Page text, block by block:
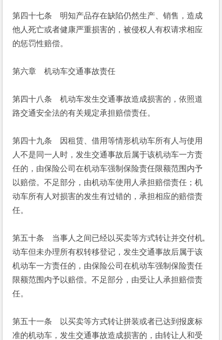
第四十七条　明知产品存在缺陷仍然生产、销售，造成
他人死亡或者健康严重损害的，被侵权人有权请求相应
的惩罚性赔偿。
第六章　机动车交通事故责任
第四十八条　机动车发生交通事故造成损害的，依照道
路交通安全法的有关规定承担赔偿责任。
第四十九条　因租赁、借用等情形机动车所有人与使用
人不是同一人时，发生交通事故后属于该机动车一方责
任的，由保险公司在机动车强制保险责任限额范围内予
以赔偿。不足部分，由机动车使用人承担赔偿责任；机
动车所有人对损害的发生有过错的，承担相应的赔偿责
任。
第五十条　当事人之间已经以买卖等方式转让并交付机,
动车但未办理所有权转移登记，发生交通事故后属于该
机动车一方责任的，由保险公司在机动车强制保险责任
限额范围内予以赔偿。不足部分，由受让人承担赔偿责
任。
第五十一条　以买卖等方式转让拼装或者已达到报废标
准的机动车，发生交通事故造成损害的，由转让人和受